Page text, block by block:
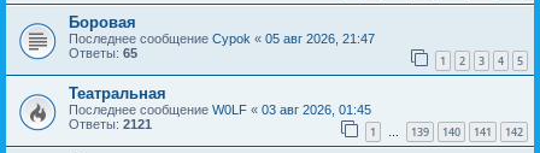
Боровая
Последнее сообщение Cypok « 05 авг 2026, 21:47
Ответы: 65 1 2 3 4 5
Театральная
Последнее сообщение W0LF « 03 авг 2026, 01:45
Ответы: 2121 1 … 139 140 141 142